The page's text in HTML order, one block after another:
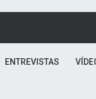
ENTREVISTAS